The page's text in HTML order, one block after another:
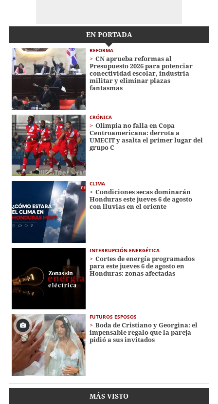
EN PORTADA
REFORMA
CN aprueba reformas al
Presupuesto 2026 para potenciar
conectividad escolar, industria
militar y eliminar plazas
fantasmas
CRÓNICA
Olimpia no falla en Copa
Centroamericana: derrota a
UMECIT y asalta el primer lugar del
grupo C
CLIMA
Condiciones secas dominarán
Honduras este jueves 6 de agosto
con lluvias en el oriente
INTERRUPCIÓN ENERGÉTICA
Cortes de energía programados
para este jueves 6 de agosto en
Honduras: zonas afectadas
FUTUROS ESPOSOS
Boda de Cristiano y Georgina: el
impensable regalo que la pareja
pidió a sus invitados
MÁS VISTO